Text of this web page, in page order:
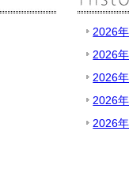
2026
2026
2026
2026
2026